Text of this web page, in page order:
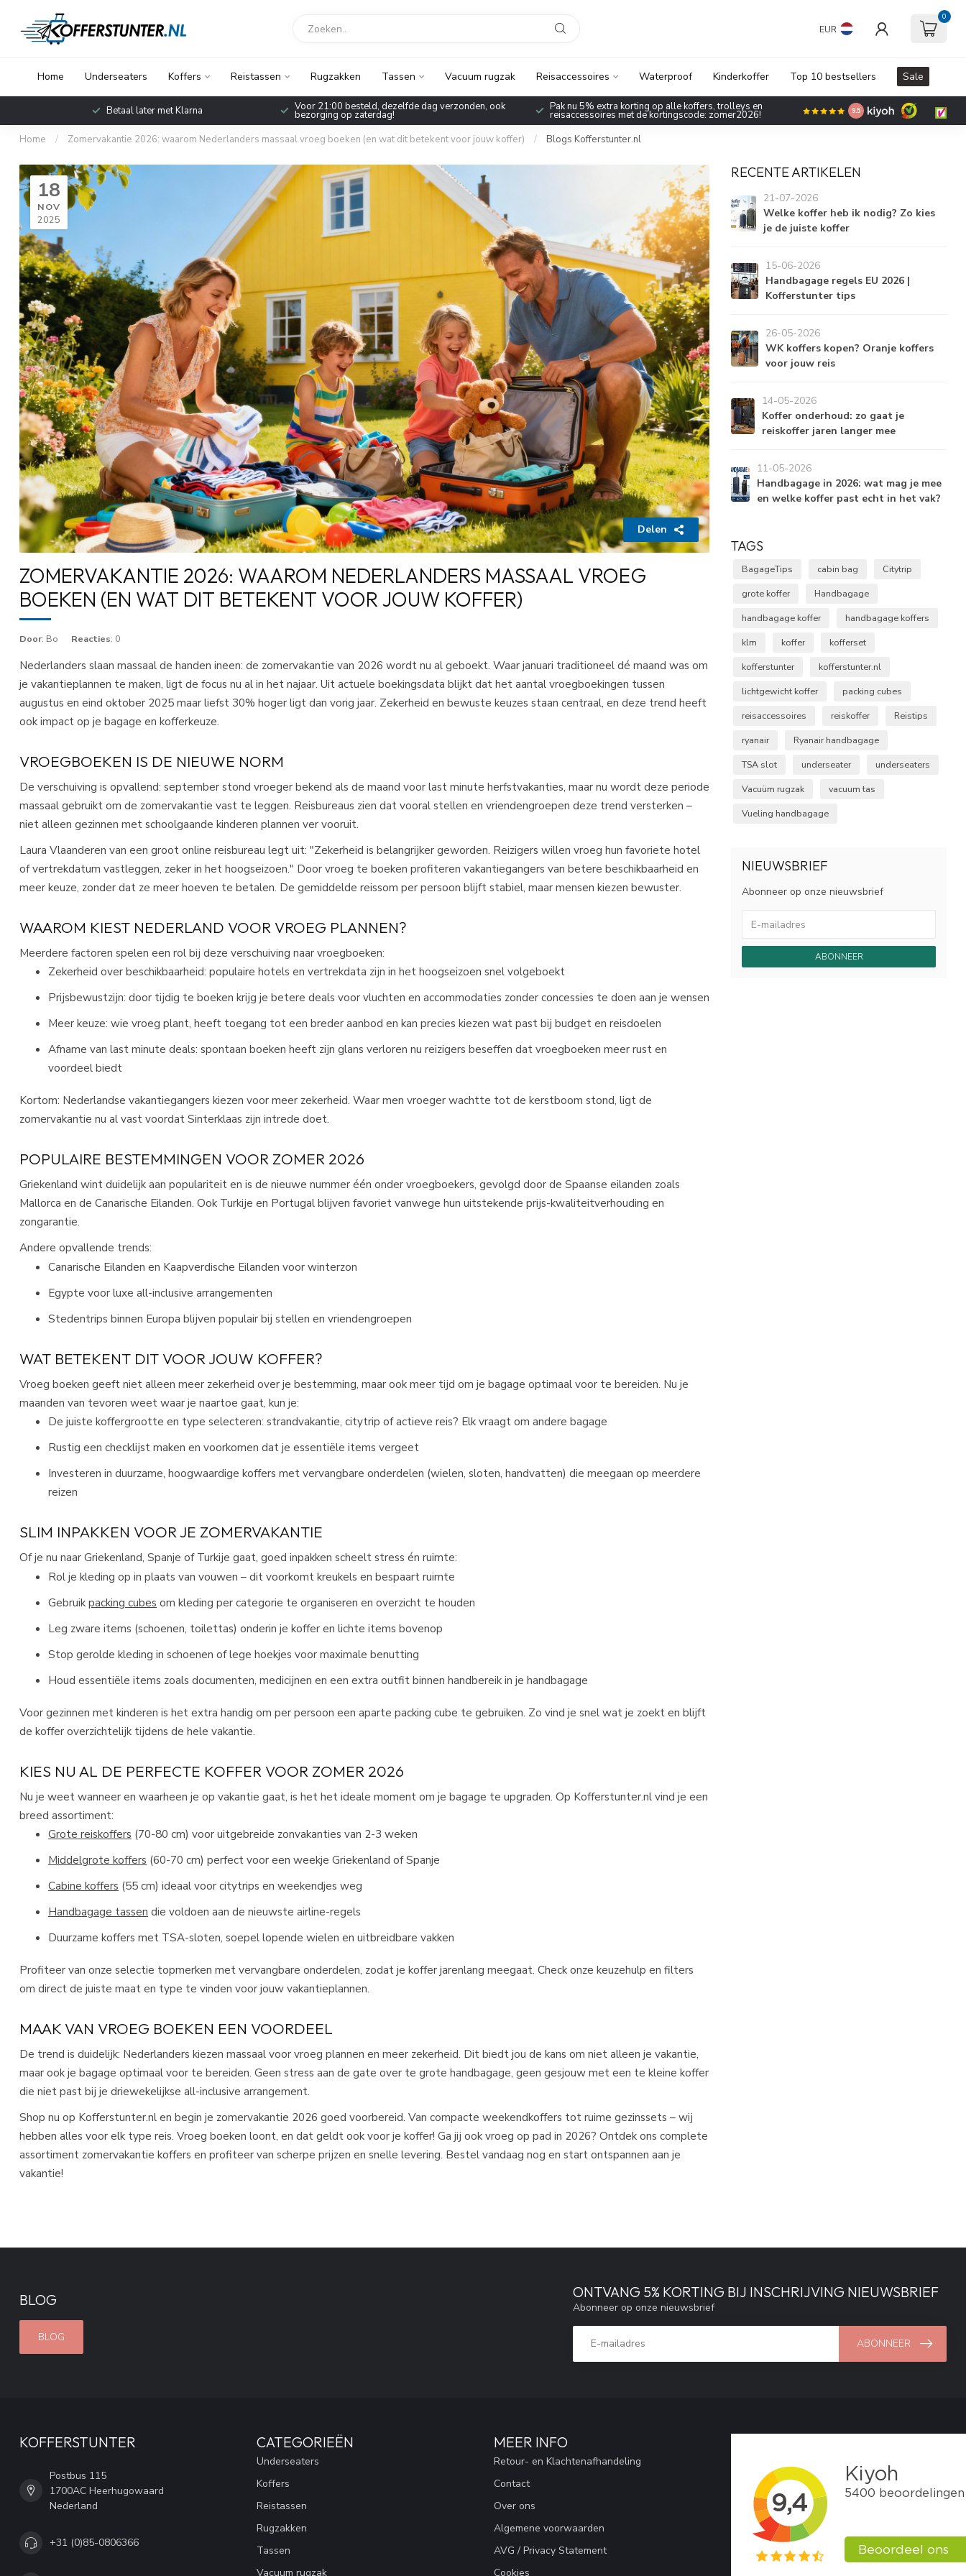
EUR
0
Home Underseaters Koffers Reistassen Rugzakken Tassen Vacuum rugzak Reisaccessoires Waterproof Kinderkoffer Top 10 bestsellers Sale
Betaal later met Klarna Voor 21:00 besteld, dezelfde dag verzonden, ook
bezorging op zaterdag!
Pak nu 5% extra korting op alle koffers, trolleys en
reisaccessoires met de kortingscode: zomer2026! 9.5
Home / Zomervakantie 2026: waarom Nederlanders massaal vroeg boeken (en wat dit betekent voor jouw koffer) / Blogs Kofferstunter.nl
18
NOV
2025
Delen
ZOMERVAKANTIE 2026: WAAROM NEDERLANDERS MASSAAL VROEG
BOEKEN (EN WAT DIT BETEKENT VOOR JOUW KOFFER)
Door: Bo Reacties: 0
Nederlanders slaan massaal de handen ineen: de zomervakantie van 2026 wordt nu al geboekt. Waar januari traditioneel dé maand was om
je vakantieplannen te maken, ligt de focus nu al in het najaar. Uit actuele boekingsdata blijkt dat het aantal vroegboekingen tussen
augustus en eind oktober 2025 maar liefst 30% hoger ligt dan vorig jaar. Zekerheid en bewuste keuzes staan centraal, en deze trend heeft
ook impact op je bagage en kofferkeuze.​
VROEGBOEKEN IS DE NIEUWE NORM
De verschuiving is opvallend: september stond vroeger bekend als de maand voor last minute herfstvakanties, maar nu wordt deze periode
massaal gebruikt om de zomervakantie vast te leggen. Reisbureaus zien dat vooral stellen en vriendengroepen deze trend versterken –
niet alleen gezinnen met schoolgaande kinderen plannen ver vooruit.​
Laura Vlaanderen van een groot online reisbureau legt uit: "Zekerheid is belangrijker geworden. Reizigers willen vroeg hun favoriete hotel
of vertrekdatum vastleggen, zeker in het hoogseizoen." Door vroeg te boeken profiteren vakantiegangers van betere beschikbaarheid en
meer keuze, zonder dat ze meer hoeven te betalen. De gemiddelde reissom per persoon blijft stabiel, maar mensen kiezen bewuster.​
WAAROM KIEST NEDERLAND VOOR VROEG PLANNEN?
Meerdere factoren spelen een rol bij deze verschuiving naar vroegboeken:
Zekerheid over beschikbaarheid: populaire hotels en vertrekdata zijn in het hoogseizoen snel volgeboekt
Prijsbewustzijn: door tijdig te boeken krijg je betere deals voor vluchten en accommodaties zonder concessies te doen aan je wensen
Meer keuze: wie vroeg plant, heeft toegang tot een breder aanbod en kan precies kiezen wat past bij budget en reisdoelen
Afname van last minute deals: spontaan boeken heeft zijn glans verloren nu reizigers beseffen dat vroegboeken meer rust en
voordeel biedt​
Kortom: Nederlandse vakantiegangers kiezen voor meer zekerheid. Waar men vroeger wachtte tot de kerstboom stond, ligt de
zomervakantie nu al vast voordat Sinterklaas zijn intrede doet.​
POPULAIRE BESTEMMINGEN VOOR ZOMER 2026
Griekenland wint duidelijk aan populariteit en is de nieuwe nummer één onder vroegboekers, gevolgd door de Spaanse eilanden zoals
Mallorca en de Canarische Eilanden. Ook Turkije en Portugal blijven favoriet vanwege hun uitstekende prijs-kwaliteitverhouding en
zongarantie.​
Andere opvallende trends:
Canarische Eilanden en Kaapverdische Eilanden voor winterzon
Egypte voor luxe all-inclusive arrangementen
Stedentrips binnen Europa blijven populair bij stellen en vriendengroepen​
WAT BETEKENT DIT VOOR JOUW KOFFER?
Vroeg boeken geeft niet alleen meer zekerheid over je bestemming, maar ook meer tijd om je bagage optimaal voor te bereiden. Nu je
maanden van tevoren weet waar je naartoe gaat, kun je:
De juiste koffergrootte en type selecteren: strandvakantie, citytrip of actieve reis? Elk vraagt om andere bagage
Rustig een checklijst maken en voorkomen dat je essentiële items vergeet
Investeren in duurzame, hoogwaardige koffers met vervangbare onderdelen (wielen, sloten, handvatten) die meegaan op meerdere
reizen​
SLIM INPAKKEN VOOR JE ZOMERVAKANTIE
Of je nu naar Griekenland, Spanje of Turkije gaat, goed inpakken scheelt stress én ruimte:
Rol je kleding op in plaats van vouwen – dit voorkomt kreukels en bespaart ruimte
Gebruikpacking cubes om kleding per categorie te organiseren en overzicht te houden
Leg zware items (schoenen, toilettas) onderin je koffer en lichte items bovenop
Stop gerolde kleding in schoenen of lege hoekjes voor maximale benutting
Houd essentiële items zoals documenten, medicijnen en een extra outfit binnen handbereik in je handbagage​
Voor gezinnen met kinderen is het extra handig om per persoon een aparte packing cube te gebruiken. Zo vind je snel wat je zoekt en blijft
de koffer overzichtelijk tijdens de hele vakantie.​
KIES NU AL DE PERFECTE KOFFER VOOR ZOMER 2026
Nu je weet wanneer en waarheen je op vakantie gaat, is het het ideale moment om je bagage te upgraden. Op Kofferstunter.nl vind je een
breed assortiment:
Grote reiskoffers (70-80 cm) voor uitgebreide zonvakanties van 2-3 weken
Middelgrote koffers (60-70 cm) perfect voor een weekje Griekenland of Spanje
Cabine koffers (55 cm) ideaal voor citytrips en weekendjes weg
Handbagage tassen die voldoen aan de nieuwste airline-regels
Duurzame koffers met TSA-sloten, soepel lopende wielen en uitbreidbare vakken
Profiteer van onze selectie topmerken met vervangbare onderdelen, zodat je koffer jarenlang meegaat. Check onze keuzehulp en filters
om direct de juiste maat en type te vinden voor jouw vakantieplannen.
MAAK VAN VROEG BOEKEN EEN VOORDEEL
De trend is duidelijk: Nederlanders kiezen massaal voor vroeg plannen en meer zekerheid. Dit biedt jou de kans om niet alleen je vakantie,
maar ook je bagage optimaal voor te bereiden. Geen stress aan de gate over te grote handbagage, geen gesjouw met een te kleine koffer
die niet past bij je driewekelijkse all-inclusive arrangement.
Shop nu op Kofferstunter.nl en begin je zomervakantie 2026 goed voorbereid. Van compacte weekendkoffers tot ruime gezinssets – wij
hebben alles voor elk type reis. Vroeg boeken loont, en dat geldt ook voor je koffer! Ga jij ook vroeg op pad in 2026? Ontdek ons complete
assortiment zomervakantie koffers en profiteer van scherpe prijzen en snelle levering. Bestel vandaag nog en start ontspannen aan je
vakantie!
RECENTE ARTIKELEN
21-07-2026
Welke koffer heb ik nodig? Zo kies
je de juiste koffer
15-06-2026
Handbagage regels EU 2026 |
Kofferstunter tips
26-05-2026
WK koffers kopen? Oranje koffers
voor jouw reis
14-05-2026
Koffer onderhoud: zo gaat je
reiskoffer jaren langer mee
11-05-2026
Handbagage in 2026: wat mag je mee
en welke koffer past echt in het vak?
TAGS
BagageTips cabin bag
Citytrip
grote koffer
Handbagage
handbagage koffer
handbagage koffers
klm
koffer
kofferset
kofferstunter
kofferstunter.nl
lichtgewicht koffer
packing cubes
reisaccessoires
reiskoffer
Reistips
ryanair
Ryanair handbagage
TSA slot
underseater
underseaters
Vacuüm rugzak
vacuum tas
Vueling handbagage
NIEUWSBRIEF
Abonneer op onze nieuwsbrief
ABONNEER
BLOG
BLOG
ONTVANG 5% KORTING BIJ INSCHRIJVING NIEUWSBRIEF
Abonneer op onze nieuwsbrief
ABONNEER
KOFFERSTUNTER
Postbus 115
1700AC Heerhugowaard
Nederland
+31 (0)85-0806366
CATEGORIEËN
Underseaters
Koffers
Reistassen
Rugzakken
Tassen
Vacuum rugzak
MEER INFO
Retour- en Klachtenafhandeling
Contact
Over ons
Algemene voorwaarden
AVG / Privacy Statement
Cookies